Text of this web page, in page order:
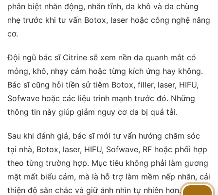
phân biệt nhăn động, nhăn tĩnh, da khô và da chùng
nhẹ trước khi tư vấn Botox, laser hoặc công nghệ nâng
cơ.
Đội ngũ bác sĩ Citrine sẽ xem nền da quanh mắt có
mỏng, khô, nhạy cảm hoặc từng kích ứng hay không.
Bác sĩ cũng hỏi tiền sử tiêm Botox, filler, laser, HIFU,
Sofwave hoặc các liệu trình mạnh trước đó. Những
thông tin này giúp giảm nguy cơ da bị quá tải.
Sau khi đánh giá, bác sĩ mới tư vấn hướng chăm sóc
tại nhà, Botox, laser, HIFU, Sofwave, RF hoặc phối hợp
theo từng trường hợp. Mục tiêu không phải làm gương
mặt mất biểu cảm, mà là hỗ trợ làm mềm nếp nhăn, cải
thiện độ săn chắc và giữ ánh nhìn tự nhiên hơn.